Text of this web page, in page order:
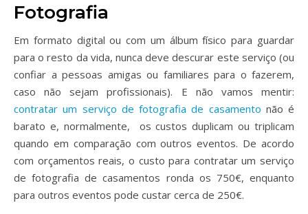
Fotografia
Em formato digital ou com um álbum físico para guardar
para o resto da vida, nunca deve descurar este serviço (ou
confiar a pessoas amigas ou familiares para o fazerem,
caso não sejam profissionais). E não vamos mentir:
contratar um serviço de fotografia de casamento não é
barato e, normalmente, os custos duplicam ou triplicam
quando em comparação com outros eventos. De acordo
com orçamentos reais, o custo para contratar um serviço
de fotografia de casamentos ronda os 750€, enquanto
para outros eventos pode custar cerca de 250€.